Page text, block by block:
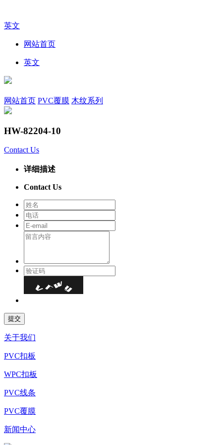
英文
网站首页
英文
网站首页 PVC覆膜 木纹系列
HW-82204-10
Contact Us
详细描述
Contact Us
关于我们
PVC扣板
WPC扣板
PVC线条
PVC覆膜
新闻中心